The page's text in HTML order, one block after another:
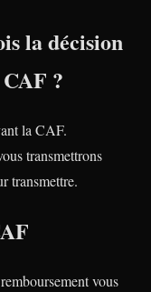
la décision
?
la CAF.
transmettrons
transmettre.
vous